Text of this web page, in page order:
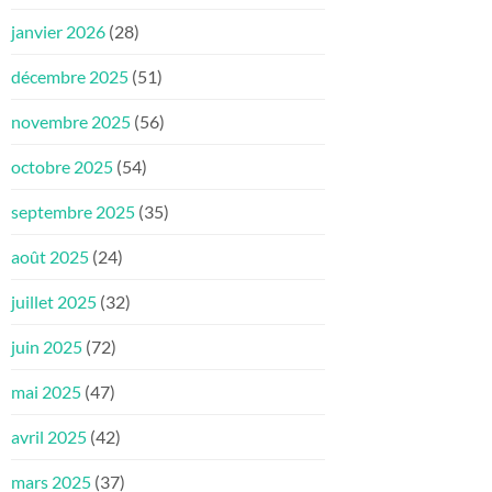
janvier 2026 (28)
décembre 2025 (51)
novembre 2025 (56)
octobre 2025 (54)
septembre 2025 (35)
août 2025 (24)
juillet 2025 (32)
juin 2025 (72)
mai 2025 (47)
avril 2025 (42)
mars 2025 (37)